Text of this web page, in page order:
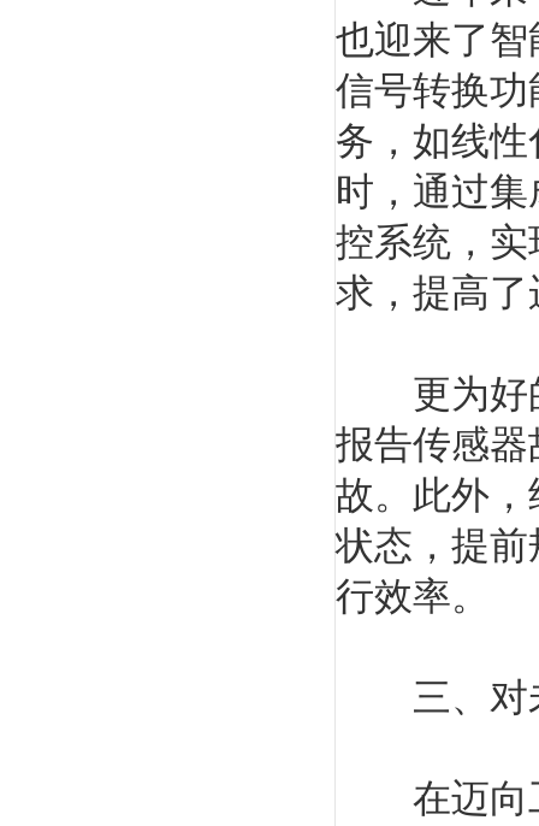
也迎来了
信号转换
务，如线
时，通过
控系统，
求，提高
更为好的
报告传感
故。此外
状态，提
行效率。
三、对
在迈向工